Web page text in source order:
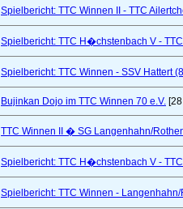
Spielbericht: TTC Winnen II - TTC
Spielbericht: TTC H�chstenbach V -
Spielbericht: TTC Winnen - SSV Hattert
Bujinkan Dojo im TTC Winnen 70 e.V.
TTC Winnen II � SG Langenhahn/
Spielbericht: TTC H�chstenbach V -
Spielbericht: TTC Winnen -